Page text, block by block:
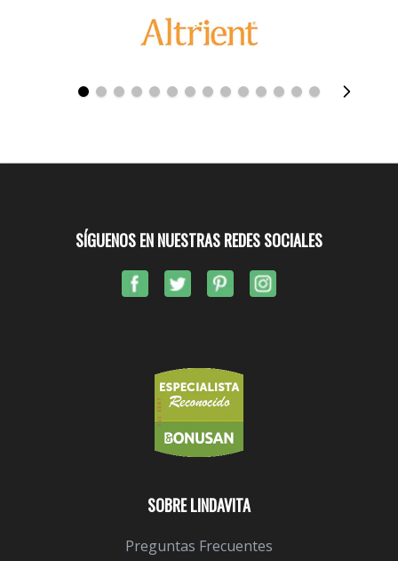
SOBRE LINDAVITA
Preguntas Frecuentes
SÍGUENOS EN NUESTRAS REDES SOCIALES